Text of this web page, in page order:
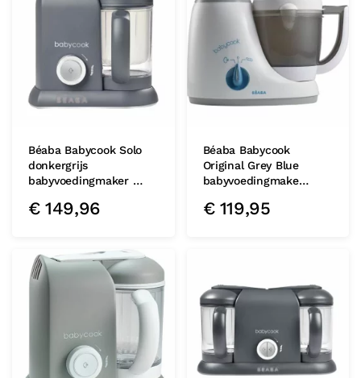
Béaba Babycook Solo
donkergrijs
babyvoedingmaker …
€149,96
Béaba Babycook
Original Grey Blue
babyvoedingmake…
€119,95